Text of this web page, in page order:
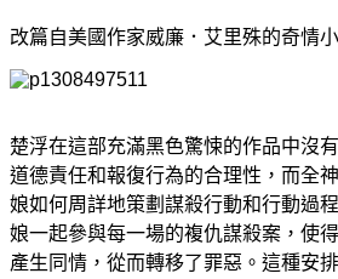
改篇自美國作家威廉．艾里殊的奇情小
楚浮在這部充滿黑色驚悚的作品中沒
道德責任和報復行為的合理性，而全
娘如何周詳地策劃謀殺行動和行動過
娘一起參與每一場的複仇謀殺案，使
產生同情，從而轉移了罪惡。這種安